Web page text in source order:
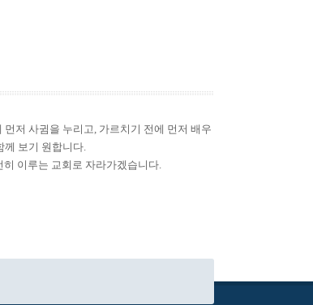
저 사귐을 누리고, 가르치기 전에 먼저 배우
보기 원합니다.
이루는 교회로 자라가겠습니다.